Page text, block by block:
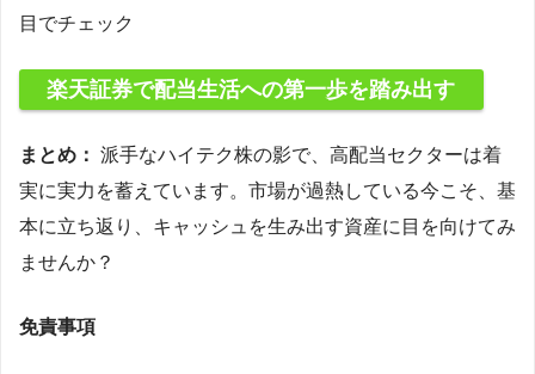
目でチェック
楽天証券で配当生活への第一歩を踏み出す
まとめ： 派手なハイテク株の影で、高配当セクターは着
実に実力を蓄えています。市場が過熱している今こそ、基
本に立ち返り、キャッシュを生み出す資産に目を向けてみ
ませんか？
免責事項